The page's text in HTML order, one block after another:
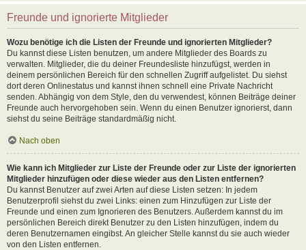
Freunde und ignorierte Mitglieder
Wozu benötige ich die Listen der Freunde und ignorierten Mitglieder?
Du kannst diese Listen benutzen, um andere Mitglieder des Boards zu
verwalten. Mitglieder, die du deiner Freundesliste hinzufügst, werden in
deinem persönlichen Bereich für den schnellen Zugriff aufgelistet. Du siehst
dort deren Onlinestatus und kannst ihnen schnell eine Private Nachricht
senden. Abhängig von dem Style, den du verwendest, können Beiträge deiner
Freunde auch hervorgehoben sein. Wenn du einen Benutzer ignorierst, dann
siehst du seine Beiträge standardmäßig nicht.
Nach oben
Wie kann ich Mitglieder zur Liste der Freunde oder zur Liste der ignorierten
Mitglieder hinzufügen oder diese wieder aus den Listen entfernen?
Du kannst Benutzer auf zwei Arten auf diese Listen setzen: In jedem
Benutzerprofil siehst du zwei Links: einen zum Hinzufügen zur Liste der
Freunde und einen zum Ignorieren des Benutzers. Außerdem kannst du im
persönlichen Bereich direkt Benutzer zu den Listen hinzufügen, indem du
deren Benutzernamen eingibst. An gleicher Stelle kannst du sie auch wieder
von den Listen entfernen.